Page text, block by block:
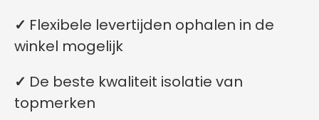
✓ Flexibele levertijden ophalen in de
winkel mogelijk
✓ De beste kwaliteit isolatie van
topmerken